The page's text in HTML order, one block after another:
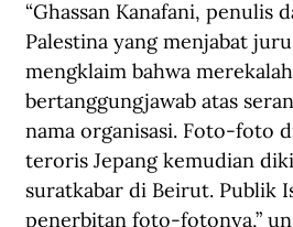
“Ghassan Kanafani, penulis
Palestina yang menjabat
mengklaim bahwa
bertanggungjawab atas
nama organisasi. Foto-foto
teroris Jepang kemudian
suratkabar di Beirut. Publik
penerbitan foto-fotonya,”